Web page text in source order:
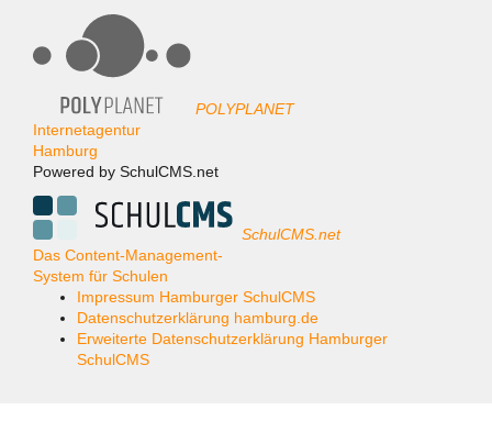
POLYPLANET
Internetagentur
Hamburg
Powered by SchulCMS.net
SchulCMS.net
Das Content-Management-
System für Schulen
Impressum Hamburger SchulCMS
Datenschutzerklärung hamburg.de
Erweiterte Datenschutzerklärung Hamburger
SchulCMS